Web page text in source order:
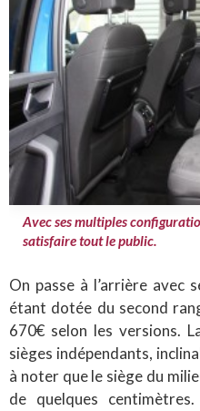
Avec ses multiples
satisfaire tout le public.
On passe à l’arrière avec
étant dotée du second
670€ selon les versions.
sièges indépendants,
à noter que le siège du
de quelques